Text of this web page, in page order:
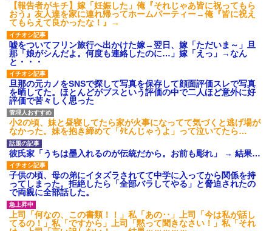
【報告者がキチ】嫁「妊娠した」俺『それじゃあ皆に祝ってもら
おう』友人達を家に連れ帰ってホームパーティー→俺『皆に祝え
てもらえて良かったな！』→
嘘をついてフリン旅行へ出かけた嫁→翌日、嫁「ただいま～」旦
那「娘がシんだよ。何度も連絡したのに…」嫁「えっ」→なん
と・・・
旦那の元カノをSNSで探して写真を保存して顔面評価スレで写真
を晒してた。ほとんどがブスという評価の中で二人ほど意外に好
評価で苦々しく思った
小2の頃、妹と昼寝してたら家が火事になってて気づくと逃げ場が
なかった。妹を抱き締めて「ﾀﾋんじゃうよ」って泣いてたら…
彼氏家「うちは墨入れるのが伝統だから。お前も彫れ」 → 結果…
子供の頃、母の弟にイタズラされてて中学に入ってから関係を持
ってしまった。拒絶したら「全部バラしてやる」と脅迫されたの
で両親に全部話した。
上司「何なの、この書類！！」私「あの‥」上司「今は私が話し
てるの！」私「ですから」上司「黙って聞きなさい！」私「それ